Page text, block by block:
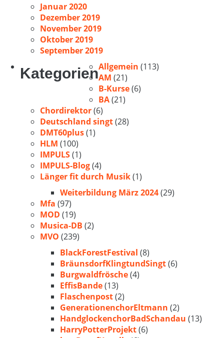
Januar 2020
Dezember 2019
November 2019
Oktober 2019
September 2019
KategorienAllgemein (113)
AM (21)
B-Kurse(6)
BA(21)
Chordirektor(6)
Deutschland singt(28)
DMT60plus(1)
HLM (100)
IMPULS(1)
IMPULS-Blog(4)
Länger fit durch Musik(1)
Weiterbildung März 2024(29)
Mfa (97)
MOD (19)
Musica-DB (2)
MVO (239)
BlackForestFestival (8)
BräunsdorfKlingtundSingt(6)
Burgwaldfrösche(4)
EffisBande(13)
Flaschenpost(2)
GenerationenchorEltmann (2)
HandglockenchorBadSchandau (13)
HarryPotterProjekt(6)